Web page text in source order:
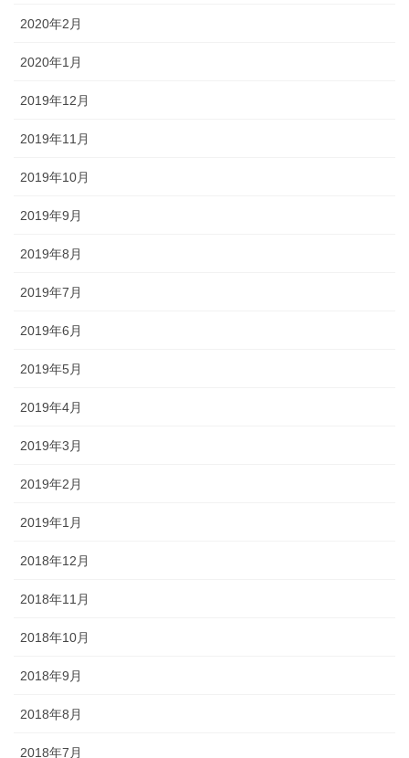
2020年2月
2020年1月
2019年12月
2019年11月
2019年10月
2019年9月
2019年8月
2019年7月
2019年6月
2019年5月
2019年4月
2019年3月
2019年2月
2019年1月
2018年12月
2018年11月
2018年10月
2018年9月
2018年8月
2018年7月